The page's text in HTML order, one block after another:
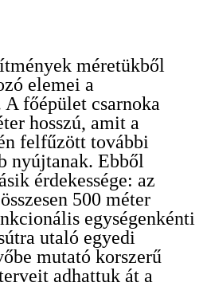
méretükből
elemei a
főépület csarnoka
hosszú, amit a
felfűzött további
nyújtanak. Ebből
érdekessége: az
500 méter
egységenkénti
utaló egyedi
mutató korszerű
adhattuk át a